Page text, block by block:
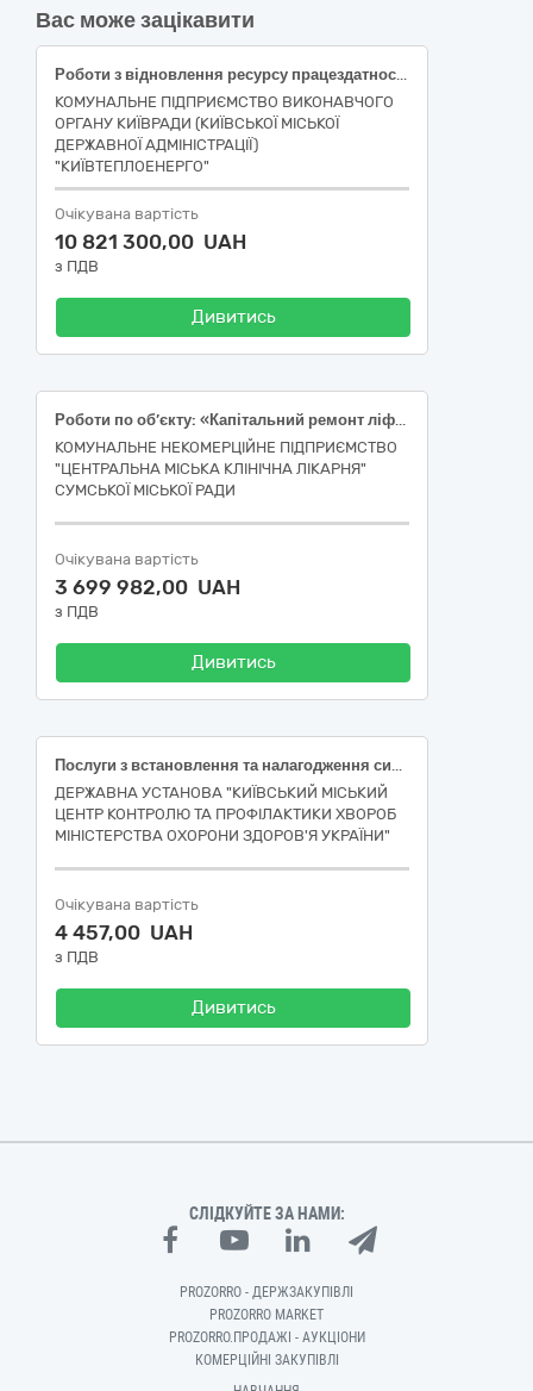
Вас може зацікавити
Роботи з відновлення ресурсу працездатності генераторів та допоміжного обладнання ТЕЦ-5 за адресою: м.Київ, вул.Промислова,4
КОМУНАЛЬНЕ ПІДПРИЄМСТВО ВИКОНАВЧОГО
ОРГАНУ КИЇВРАДИ (КИЇВСЬКОЇ МІСЬКОЇ
ДЕРЖАВНОЇ АДМІНІСТРАЦІЇ)
"КИЇВТЕПЛОЕНЕРГО"
Очікувана вартість
10 821 300,00 UAH
з ПДВ
Дивитись
Роботи по об’єкту: «Капітальний ремонт ліфта (реєст.№100) стаціонару №2 КНП «ЦМКЛ» СМР за адресою: вул. Сумської артбригади, 13, м. Суми» (ДК 021:2015 "45310000-3 - Електромонтажні роботи")
КОМУНАЛЬНЕ НЕКОМЕРЦІЙНЕ ПІДПРИЄМСТВО
"ЦЕНТРАЛЬНА МІСЬКА КЛІНІЧНА ЛІКАРНЯ"
СУМСЬКОЇ МІСЬКОЇ РАДИ
Очікувана вартість
3 699 982,00 UAH
з ПДВ
Дивитись
Послуги з встановлення та налагодження системи охоронно-тривожної сигналізації у приміщенні ДУ «Київський міський ЦКПХ МОЗ» за адресою: м. Київ, вул. Естонська, 3
ДЕРЖАВНА УСТАНОВА "КИЇВСЬКИЙ МІСЬКИЙ
ЦЕНТР КОНТРОЛЮ ТА ПРОФІЛАКТИКИ ХВОРОБ
МІНІСТЕРСТВА ОХОРОНИ ЗДОРОВ'Я УКРАЇНИ"
Очікувана вартість
4 457,00 UAH
з ПДВ
Дивитись
СЛІДКУЙТЕ ЗА НАМИ:
PROZORRO - ДЕРЖЗАКУПІВЛІ
PROZORRO MARKET
PROZORRO.ПРОДАЖІ - АУКЦІОНИ
КОМЕРЦІЙНІ ЗАКУПІВЛІ